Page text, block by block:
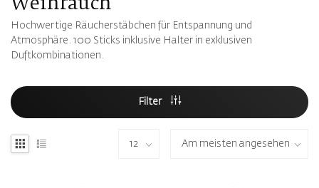
Weihrauch
Hochwertige Räucherstäbchen für Entspannung und
Atmosphäre. 100 Sticks inklusive Halter in exklusiven
Duftkombinationen.
Filter